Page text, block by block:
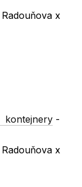
x
kontejnery -
x